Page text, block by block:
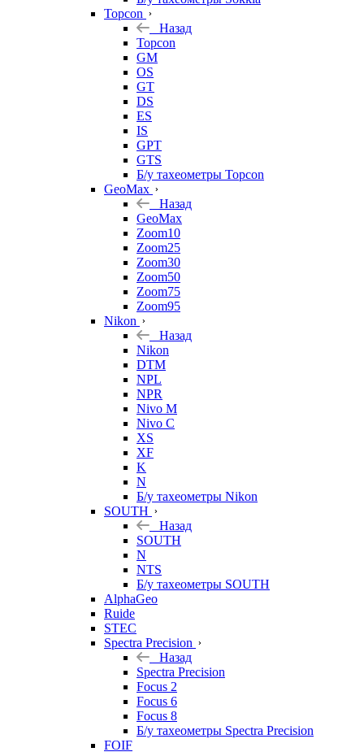
Topcon
Назад
Topcon
GM
OS
GT
DS
ES
IS
GPT
GTS
Б/у тахеометры Topcon
GeoMax
Назад
GeoMax
Zoom10
Zoom25
Zoom30
Zoom50
Zoom75
Zoom95
Nikon
Назад
Nikon
DTM
NPL
NPR
Nivo M
Nivo C
XS
XF
K
N
Б/у тахеометры Nikon
SOUTH
Назад
SOUTH
N
NTS
Б/у тахеометры SOUTH
AlphaGeo
Ruide
STEC
Spectra Precision
Назад
Spectra Precision
Focus 2
Focus 6
Focus 8
Б/у тахеометры Spectra Precision
FOIF